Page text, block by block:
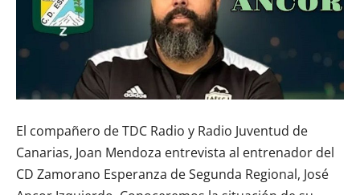
El compañero de TDC Radio y Radio Juventud de
Canarias, Joan Mendoza entrevista al entrenador del
CD Zamorano Esperanza de Segunda Regional, José